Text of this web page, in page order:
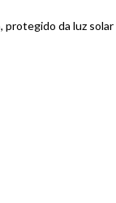
protegido da luz